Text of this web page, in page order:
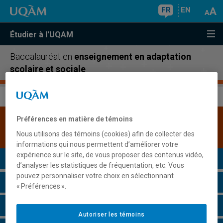
FR EN
Étudier à l'UQAM
Baccalauréat en enseignement en adaptation
scolaire et sociale
Une version plus récente de ce programme est
disponible.Cliquez ici pour la consulter.
Présentation du programme
Conditions d'admission
Cours à suivre et horaires
Préférences en matière de témoins
Nous utilisons des témoins (cookies) afin de collecter des
informations qui nous permettent d’améliorer votre
expérience sur le site, de vous proposer des contenus vidéo,
d’analyser les statistiques de fréquentation, etc. Vous
pouvez personnaliser votre choix en sélectionnant
« Préférences ».
Autoriser les témoins